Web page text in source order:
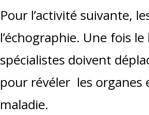
Pour l’activité suivante,
l’échographie. Une fois
spécialistes doivent
pour révéler les organes
maladie.